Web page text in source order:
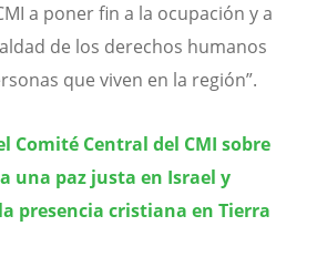
a poner fin a la ocupación y a
de los derechos humanos
que viven en la región”.
Comité Central del CMI sobre
una paz justa en Israel y
presencia cristiana en Tierra